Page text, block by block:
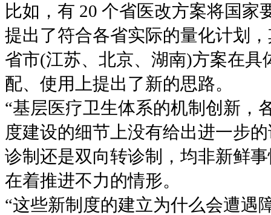
比如，有 20 个省医改方案将国
提出了符合各省实际的量化计划
省市(江苏、北京、湖南)方案在
配、使用上提出了新的思路。
“基层医疗卫生体系的机制创新，
度建设的细节上没有给出进一步
诊制还是双向转诊制，均非新鲜
在着推进不力的情形。
“这些新制度的建立为什么会遭遇